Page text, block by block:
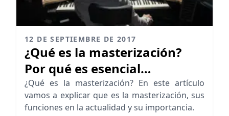
12 DE SEPTIEMBRE DE 2017
¿Qué es la masterización?
Por qué es esencial
masterizar tus temas
¿Qué es la masterización? En este artículo
vamos a explicar que es la masterización, sus
funciones en la actualidad y su importancia.